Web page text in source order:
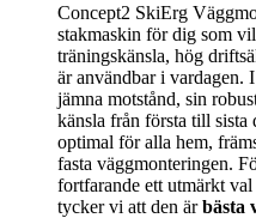
Concept2 SkiErg
stakmaskin för dig som
träningskänsla, hög
är användbar i vardagen.
jämna motstånd, sin
känsla från första till sista
optimal för alla hem,
fasta väggmonteringen.
fortfarande ett utmärkt
tycker vi att den ärbästa